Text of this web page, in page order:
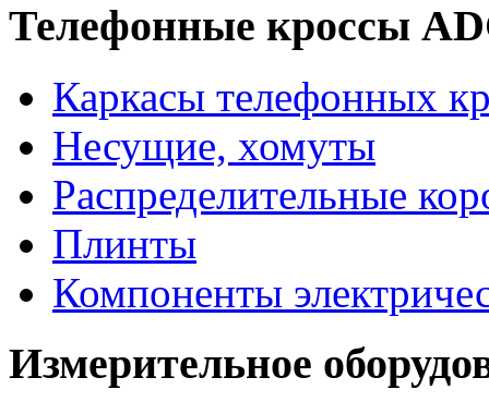
Телефонные кроссы
Каркасы телефонных
Несущие, хомуты
Распределительные
Плинты
Компоненты
Измерительное